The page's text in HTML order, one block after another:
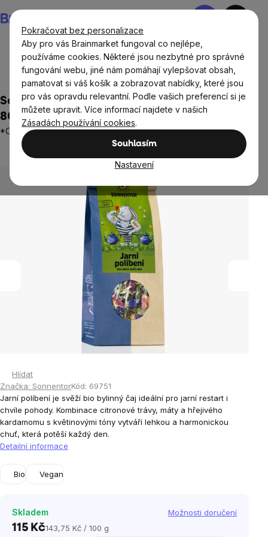
Pokračovat bez personalizace
Aby pro vás Brainmarket fungoval co nejlépe,
používáme cookies. Některé jsou nezbytné pro správné
fungování webu, jiné nám pomáhají vylepšovat obsah,
pamatovat si váš košík a zobrazovat nabídky, které jsou
pro vás opravdu relevantní. Podle vašich preferencí si je
můžete upravit. Více informací najdete v našich
Zásadách používání cookies.
Souhlasím
Nastavení
na
obsah
Nákupní
Potraviny Nápoje Čaje Bylinné směsi
Sonnentor Jarní políbení, sypaný čaj, BIO,
80 g
*CZ-BIO-002 certifikát
Průměrné
produktu
Hlídat
Značka: SonnentorKód: 69751
Jarní políbení je svěží bio bylinný čaj ideální pro jarní restart i
chvíle pohody. Kombinace citronové trávy, máty a hřejivého
kardamomu s květinovými tóny vytváří lehkou a harmonickou
chuť, která potěší každý den.
Detailní informace
Bio Vegan
Skladem Možnosti doručení
115 KčMěrná
143,75 Kč / 100 g